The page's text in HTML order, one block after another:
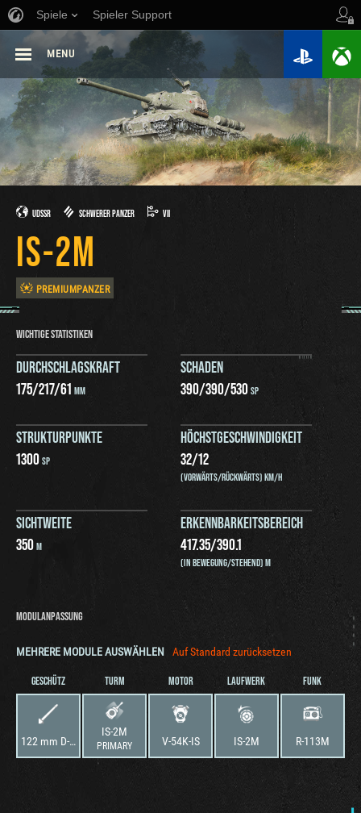
Spiele Spieler Support
MENU
UDSSR SCHWERER PANZER VII
IS-2M
PREMIUMPANZER
WICHTIGE STATISTIKEN
DURCHSCHLAGSKRAFT
175/217/61 MM
SCHADEN
390/390/530SP
STRUKTURPUNKTE
1300SP
HÖCHSTGESCHWINDIGKEIT
32/12
(VORWÄRTS/RÜCKWÄRTS) KM/H
SICHTWEITE
350M
ERKENNBARKEITSBEREICH
417.35/390.1
(IN BEWEGUNG/STEHEND) M
MODULANPASSUNG
MEHRERE MODULE AUSWÄHLEN Auf Standard zurücksetzen
GESCHÜTZ
122 mm D-25T
TURM
IS-2M
PRIMARY
MOTOR
V-54K-IS
LAUFWERK
IS-2M
FUNK
R-113M